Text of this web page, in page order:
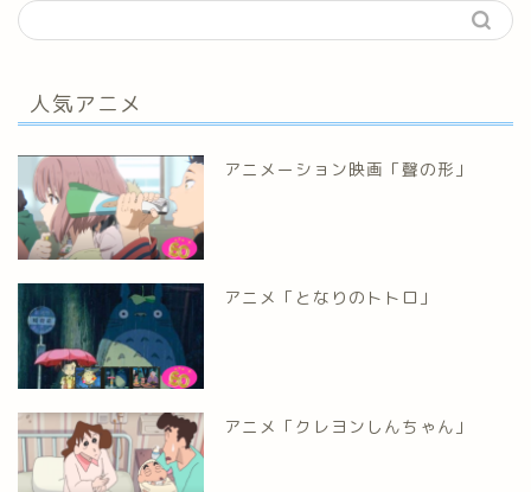
人気アニメ
アニメーション映画「聲の形」
アニメ「となりのトトロ」
アニメ「クレヨンしんちゃん」